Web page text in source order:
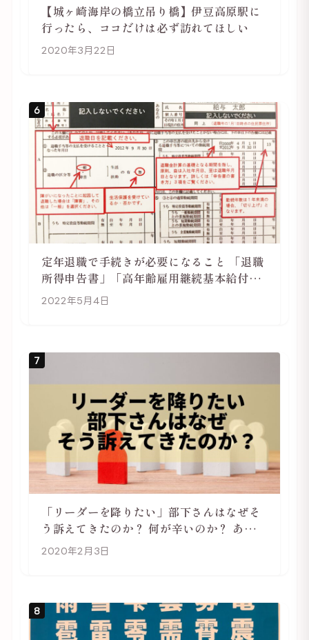
【城ヶ崎海岸の橋立吊り橋】伊豆高原駅に
行ったら、ココだけは必ず訪れてほしい
2020年3月22日
6
定年退職で手続きが必要になること 「退職
所得申告書」「高年齢雇用継続基本給付金
受給資格確認」
2022年5月4日
7
「リーダーを降りたい」部下さんはなぜそ
う訴えてきたのか？ 何が辛いのか？ あらた
めて考えてみる
2020年2月3日
8